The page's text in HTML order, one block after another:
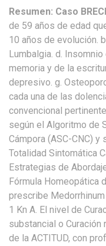
Resumen: Caso
de 59 años de edad
10 años de evolución.
Lumbalgia. d.
memoria y de la
depresivo. g.
cada una de las
convencional
según el Algoritmo de
Cámpora (ASC-CNC)
Totalidad Sintomática
Estrategias de
Fórmula Homeopática
prescribe
1 Kn A. El nivel de
substancial o Curación
de la ACTITUD, con